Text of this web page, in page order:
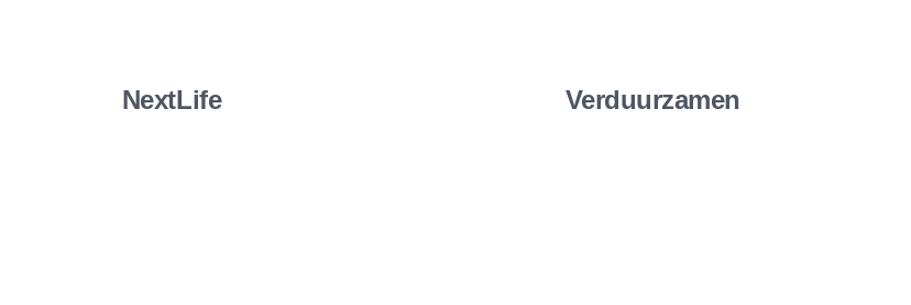
NextLife Verduurzamen